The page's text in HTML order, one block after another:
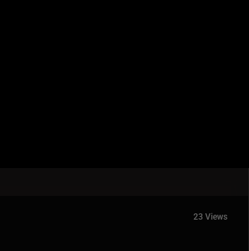
23 Views